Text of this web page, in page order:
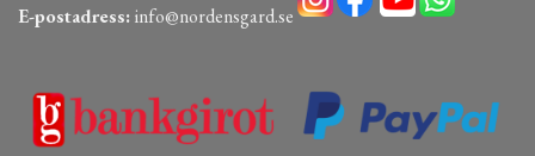
E-postadress: info@nordensgard.se